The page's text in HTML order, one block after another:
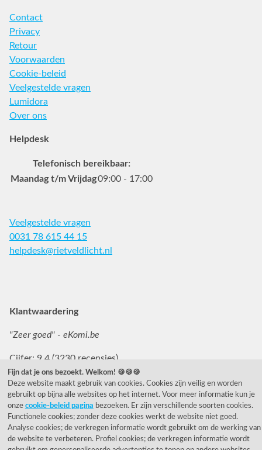
Contact
Privacy
Retour
Voorwaarden
Cookie-beleid
Veelgestelde vragen
Lumidora
Over ons
Helpdesk
Telefonisch bereikbaar:
Maandag t/m Vrijdag09:00 - 17:00
Veelgestelde vragen
0031 78 615 44 15
helpdesk@rietveldlicht.nl
Klantwaardering
"Zeer goed" - eKomi.be
Cijfer: 9.4 (3230 recensies)
© 1955 - 2026 Rietveld Licht B.V.
Fijn dat je ons bezoekt. Welkom! 🍪🍪🍪
Deze website maakt gebruik van cookies. Cookies zijn veilig en worden
gebruikt op bijna alle websites op het internet. Voor meer informatie kun je
onze cookie-beleid pagina bezoeken. Er zijn verschillende soorten cookies.
Functionele cookies; zonder deze cookies werkt de website niet goed.
Analyse cookies; de verkregen informatie wordt gebruikt om de werking van
de website te verbeteren. Profiel cookies; de verkregen informatie wordt